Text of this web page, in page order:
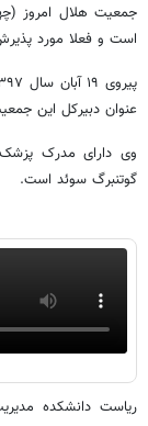
جمعیت هلال امروز
است و فعلا مورد
عنوان دبیرکل این
وی دارای مدرک
گوتنبرگ سوئد است.
ریاست دانشکده